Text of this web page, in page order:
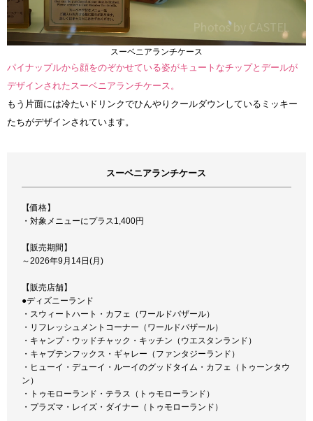
スーベニアランチケース
パイナップルから顔をのぞかせている姿がキュートなチップとデールが
デザインされたスーベニアランチケース。
もう片面には冷たいドリンクでひんやりクールダウンしているミッキー
たちがデザインされています。
スーベニアランチケース
【価格】
・対象メニューにプラス1,400円
【販売期間】
～2026年9月14日(月)
【販売店舗】
●ディズニーランド
・スウィートハート・カフェ（ワールドバザール）
・リフレッシュメントコーナー（ワールドバザール）
・キャンプ・ウッドチャック・キッチン（ウエスタンランド）
・キャプテンフックス・ギャレー（ファンタジーランド）
・ヒューイ・デューイ・ルーイのグッドタイム・カフェ（トゥーンタウ
ン）
・トゥモローランド・テラス（トゥモローランド）
・プラズマ・レイズ・ダイナー（トゥモローランド）